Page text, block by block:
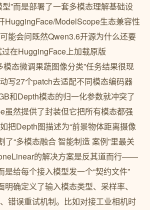
”而是部署了一套多模态理解基础设
HuggingFace/ModelScope生态兼容性
能会问既然Qwen3.6开源为什么还要
在HuggingFace上加载原版
模态微调果蔬图像分类”任务结果很现
写27个patch去适配不同模态编码器
和Depth模态的归一化参数就冲突了
虽然提供了封装但它把所有模态都强
把Depth图描述为“前景物体距离摄像
了“多模态融合 智能制造 案例”里最关
的解决方案是反其道而行——
是给每个接入模型发一个“契约文件”
明确定义了输入模态类型、采样率、
错误重试机制。比如对接工业相机时